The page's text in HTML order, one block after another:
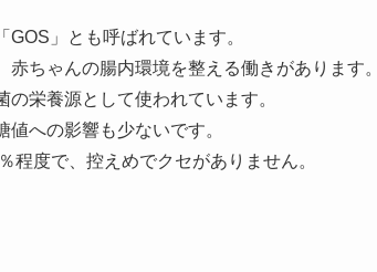
GOS」とも呼ばれています。
赤ちゃんの腸内環境を整える働きがあります。
の栄養源として使われています。
値への影響も少ないです。
程度で、控えめでクセがありません。